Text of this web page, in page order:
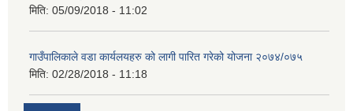
मिति: 05/09/2018 - 11:02
गाउँपालिकाले वडा कार्यलयहरु को लागी पारित गरेको योजना २०७४/०७५
मिति: 02/28/2018 - 11:18